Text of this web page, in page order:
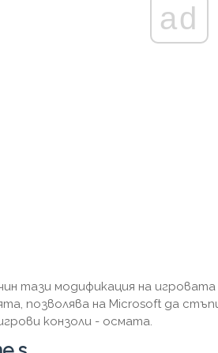
ad
тази модификация на
позволява на Microsoft да
конзоли - осмата.